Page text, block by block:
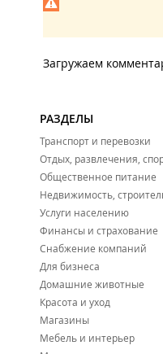
Загружаем
РАЗДЕЛЫ
Транспорт и перевозки
Отдых, развлечения,
Общественное питание
Недвижимость,
Услуги населению
Финансы и страхование
Снабжение компаний
Для бизнеса
Домашние животные
Красота и уход
Магазины
Мебель и интерьер